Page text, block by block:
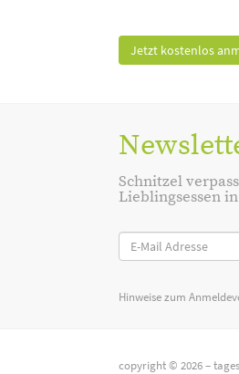
Jetzt kostenlos
Schnitzel
Lieblingsessen
Hinweise zum
copyright © 2026 –